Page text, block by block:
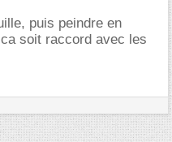
puis peindre en
soit raccord avec les